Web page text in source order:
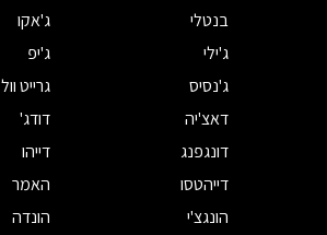
בנטלי
ג'אקו
ג'ילי
ג'יפ
ג'נסיס
גרייט וול
דאצ'יה
דודג'
דונגפנג
דייהו
דייהטסו
האמר
הונגצ'י
הונדה